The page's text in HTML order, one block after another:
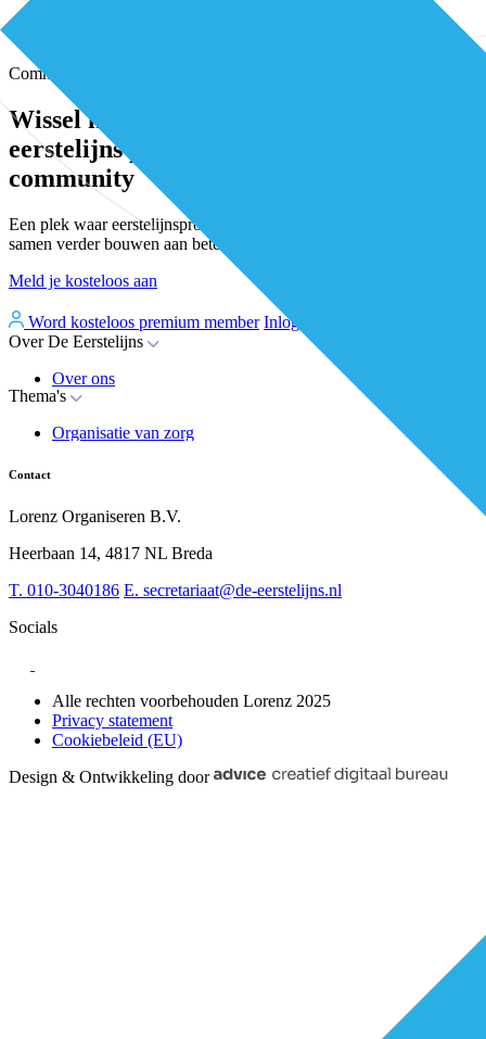
Community
Wissel kennis en ervaring uit met andere
eerstelijns professionals in onze
community
Een plek waar eerstelijnsprofessionals elkaar vinden, versterken en
samen verder bouwen aan betere zorg.
Meld je kosteloos aan
Word kosteloos premium member Inloggen
Over De Eerstelijns
Over ons
Nieuws
Whitepapers
Over BiancAI
Thema's
Organisatie van zorg
Digitalisering
Leiderschap & samenwerking
Sociaal domein
Contact
Lorenz Organiseren B.V.
Heerbaan 14, 4817 NL Breda
T. 010-3040186 E. secretariaat@de-eerstelijns.nl
Socials
Alle rechten voorbehouden Lorenz 2025
Privacy statement
Cookiebeleid (EU)
Design & Ontwikkeling door